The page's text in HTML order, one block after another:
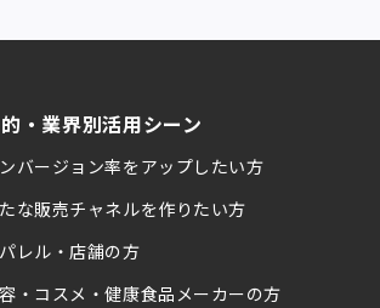
・業界別活用シーン
バージョン率をアップしたい方
な販売チャネルを作りたい方
レル・店舗の方
・コスメ・健康食品メーカーの方